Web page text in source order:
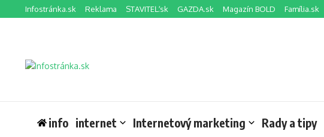
Preskočiť na obsah
Infostránka.sk Reklama STAVITEĽ.sk GAZDA.sk Magazín BOLD Família.sk
info internet Internetový marketing Rady a tipy